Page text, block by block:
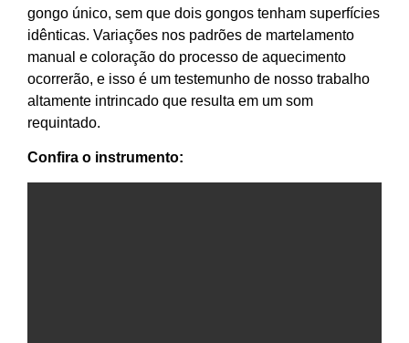
gongo único, sem que dois gongos tenham superfícies
idênticas. Variações nos padrões de martelamento
manual e coloração do processo de aquecimento
ocorrerão, e isso é um testemunho de nosso trabalho
altamente intrincado que resulta em um som
requintado.
Confira o instrumento: